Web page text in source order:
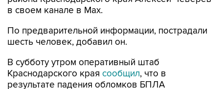
По предварительной информации, пострадали
В субботу утром оперативный штаб
результате падения обломков БПЛА
произошло возгорание на Ильском НПЗ. Тогда